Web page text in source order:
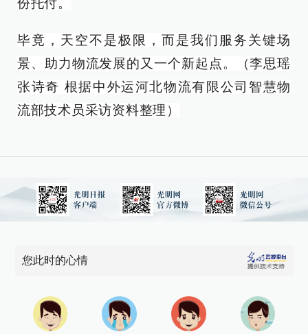
份托付。
毕竟，天空不是极限，而是我们服务关键场
景、助力物流发展的又一个新起点。
（李思瑶
张诗奇 根据中外运河北物流有限公司智慧物
流部技术员采访资料整理 ）
您此时的心情